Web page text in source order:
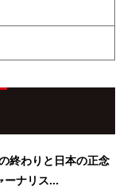
終わりと日本の正念
ナリス...